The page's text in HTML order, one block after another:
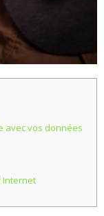
avec vos données
Internet